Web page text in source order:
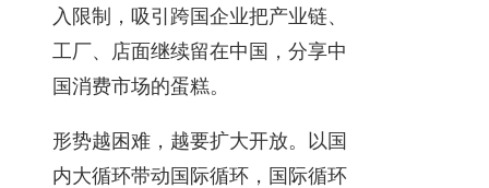
入限制，吸引跨国企业把产业链、
工厂、店面继续留在中国，分享中
国消费市场的蛋糕。
形势越困难，越要扩大开放。以国
内大循环带动国际循环，国际循环